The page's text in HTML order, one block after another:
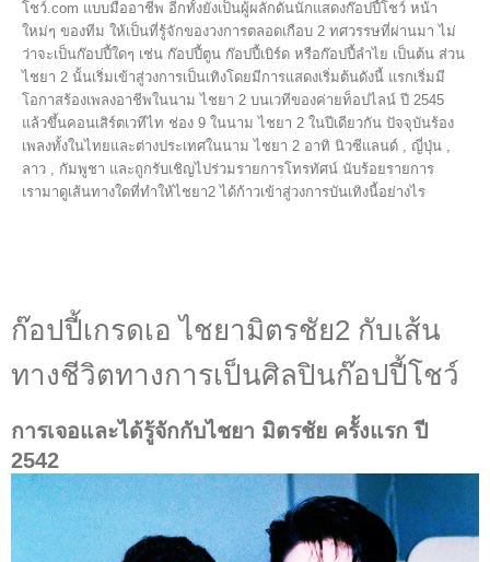
โชว์.com แบบมืออาชีพ อีกทั้งยังเป็นผู้ผลักดันนักแสดงก๊อปปี้โชว์ หน้า
ใหม่ๆ ของทีม ให้เป็นที่รู้จักของวงการตลอดเกือบ 2 ทศวรรษที่ผ่านมา ไม่
ว่าจะเป็นก๊อปปี้ใดๆ เช่น ก๊อปปี้ตูน ก๊อปปี้เบิร์ด หรือก๊อปปี้ลำไย เป็นต้น ส่วน
ไชยา 2 นั้นเริ่มเข้าสู่วงการเป็นเทิงโดยมีการแสดงเริ่มต้นดังนี้ แรกเริ่มมี
โอกาสร้องเพลงอาชีพในนาม ไชยา 2 บนเวทีของค่ายท็อปไลน์ ปี 2545
แล้วขึ้นคอนเสิร์ตเวทีไท ช่อง 9 ในนาม ไชยา 2 ในปีเดียวกัน ปัจจุบันร้อง
เพลงทั้งในไทยและต่างประเทศในนาม ไชยา 2 อาทิ นิวซีแลนด์ , ญี่ปุ่น ,
ลาว , กัมพูชา และถูกรับเชิญไปร่วมรายการโทรทัศน์ นับร้อยรายการ
เรามาดูเส้นทางใดที่ทำให้ไชยา2 ได้ก้าวเข้าสู่วงการบันเทิงนี้อย่างไร
ก๊อปปี้เกรดเอ ไชยามิตรชัย2 กับเส้น
ทางชีวิตทางการเป็นศิลปินก๊อปปี้โชว์
การเจอและได้รู้จักกับไชยา มิตรชัย ครั้งแรก ปี
2542